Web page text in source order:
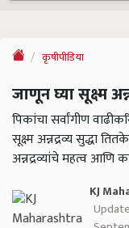
कृषीपीडिया
जाणून घ्या सूक्ष्म
पिकांचा सर्वांगीण
सूक्ष्म अन्नद्रव्य सुद्धा
अन्नद्रव्यांचे महत्व आणि
KJ